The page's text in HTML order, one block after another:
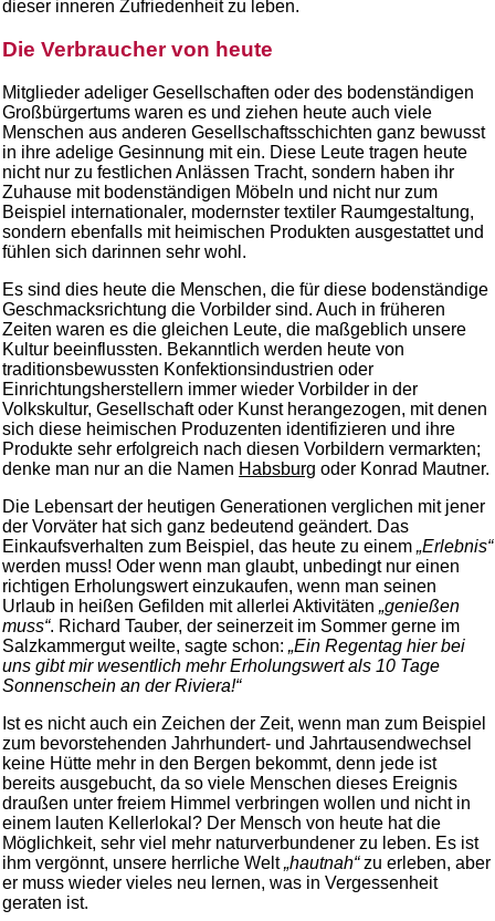
dieser inneren Zufriedenheit zu leben.
Die Verbraucher von heute
Mitglieder adeliger Gesellschaften oder des bodenständigen
Großbürgertums waren es und ziehen heute auch viele
Menschen aus anderen Gesellschaftsschichten ganz bewusst
in ihre adelige Gesinnung mit ein. Diese Leute tragen heute
nicht nur zu festlichen Anlässen Tracht, sondern haben ihr
Zuhause mit bodenständigen Möbeln und nicht nur zum
Beispiel internationaler, modernster textiler Raumgestaltung,
sondern ebenfalls mit heimischen Produkten ausgestattet und
fühlen sich darinnen sehr wohl.
Es sind dies heute die Menschen, die für diese bodenständige
Geschmacksrichtung die Vorbilder sind. Auch in früheren
Zeiten waren es die gleichen Leute, die maßgeblich unsere
Kultur beeinflussten. Bekanntlich werden heute von
traditionsbewussten Konfektionsindustrien oder
Einrichtungsherstellern immer wieder Vorbilder in der
Volkskultur, Gesellschaft oder Kunst herangezogen, mit denen
sich diese heimischen Produzenten identifizieren und ihre
Produkte sehr erfolgreich nach diesen Vorbildern vermarkten;
denke man nur an die Namen Habsburg oder Konrad Mautner.
Die Lebensart der heutigen Generationen verglichen mit jener
der Vorväter hat sich ganz bedeutend geändert. Das
Einkaufsverhalten zum Beispiel, das heute zu einem „Erlebnis“
werden muss! Oder wenn man glaubt, unbedingt nur einen
richtigen Erholungswert einzukaufen, wenn man seinen
Urlaub in heißen Gefilden mit allerlei Aktivitäten „genießen
muss“. Richard Tauber, der seinerzeit im Sommer gerne im
Salzkammergut weilte, sagte schon: „Ein Regentag hier bei
uns gibt mir wesentlich mehr Erholungswert als 10 Tage
Sonnenschein an der Riviera!“
Ist es nicht auch ein Zeichen der Zeit, wenn man zum Beispiel
zum bevorstehenden Jahrhundert- und Jahrtausendwechsel
keine Hütte mehr in den Bergen bekommt, denn jede ist
bereits ausgebucht, da so viele Menschen dieses Ereignis
draußen unter freiem Himmel verbringen wollen und nicht in
einem lauten Kellerlokal? Der Mensch von heute hat die
Möglichkeit, sehr viel mehr naturverbundener zu leben. Es ist
ihm vergönnt, unsere herrliche Welt„hautnah“zu erleben, aber
er muss wieder vieles neu lernen, was in Vergessenheit
geraten ist.